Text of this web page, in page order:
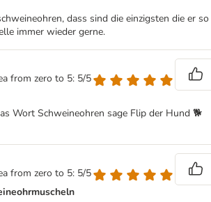
dass sind die einzigsten die er so
immer wieder gerne.
from zero to 5: 5/5
Wort Schweineohren sage Flip der Hund 🐕
from zero to 5: 5/5